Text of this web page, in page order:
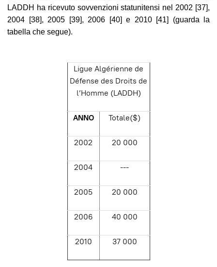
LADDH ha ricevuto sovvenzioni statunitensi nel 2002 [37],
2004 [38], 2005 [39], 2006 [40] e 2010 [41] (guarda la
tabella che segue).
Ligue Algérienne de
Défense des Droits de
l’Homme (LADDH)
ANNO Totale($)
2002 20 000
2004 ---
2005 20 000
2006 40 000
2010 37 000